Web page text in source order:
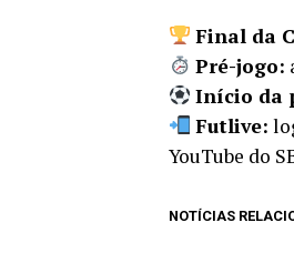
Final da
Pré-jogo:
Início da
Futlive:
YouTube do
NOTÍCIAS